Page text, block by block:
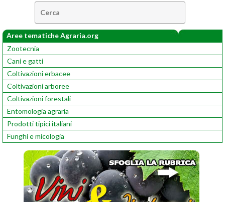
Aree tematiche Agraria.org
Zootecnia
Cani e gatti
Coltivazioni erbacee
Coltivazioni arboree
Coltivazioni forestali
Entomologia agraria
Prodotti tipici italiani
Funghi e micologia